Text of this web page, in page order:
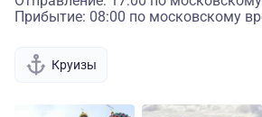
Прибытие: 08:00 по московскому
Круизы